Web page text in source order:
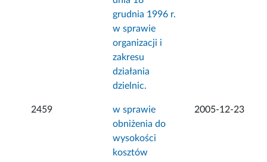
grudnia 1996 r.
w sprawie
organizacji i
zakresu
działania
dzielnic.
2459
w sprawie
obniżenia do
wysokości
kosztów
2005-12-23